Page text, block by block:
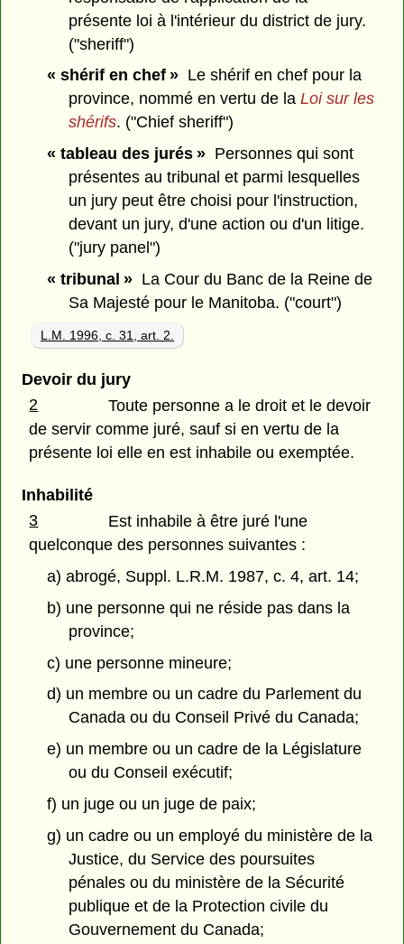
présente loi à l'intérieur du district de jury.
("sheriff")
« shérif en chef »Le shérif en chef pour la
province, nommé en vertu de laLoi sur les
shérifs. ("Chief sheriff")
« tableau des jurés »Personnes qui sont
présentes au tribunal et parmi lesquelles
un jury peut être choisi pour l'instruction,
devant un jury, d'une action ou d'un litige.
("jury panel")
« tribunal »La Cour du Banc de la Reine de
Sa Majesté pour le Manitoba. ("court")
L.M. 1996, c. 31, art. 2.
Devoir du jury
2
Toute personne a le droit et le devoir
de servir comme juré, sauf si en vertu de la
présente loi elle en est inhabile ou exemptée.
Inhabilité
3
Est inhabile à être juré l'une
quelconque des personnes suivantes :
a) abrogé, Suppl. L.R.M. 1987, c. 4, art. 14;
b) une personne qui ne réside pas dans la
province;
c) une personne mineure;
d) un membre ou un cadre du Parlement du
Canada ou du Conseil Privé du Canada;
e) un membre ou un cadre de la Législature
ou du Conseil exécutif;
f) un juge ou un juge de paix;
g) un cadre ou un employé du ministère de la
Justice, du Service des poursuites
pénales ou du ministère de la Sécurité
publique et de la Protection civile du
Gouvernement du Canada;